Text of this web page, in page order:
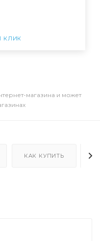
КЛИК
магазина и может
КАК КУПИТЬ